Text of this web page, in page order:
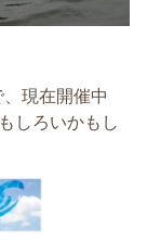
現在開催中
しろいかもし